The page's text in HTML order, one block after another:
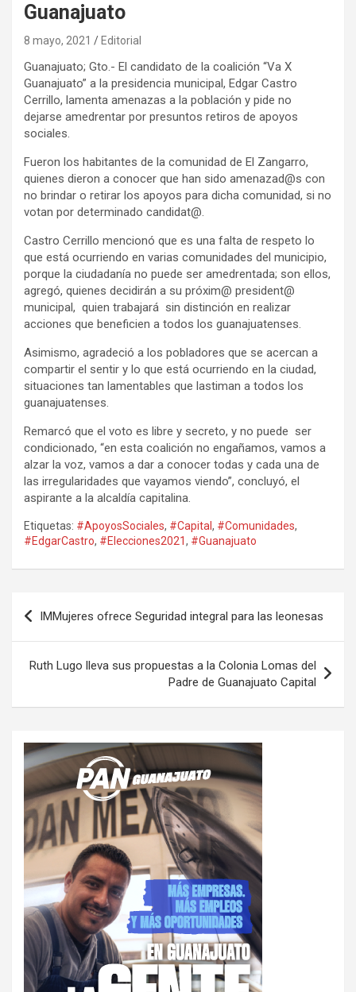
Guanajuato
8 mayo, 2021 Editorial
Guanajuato; Gto.- El candidato de la coalición “Va X
Guanajuato” a la presidencia municipal, Edgar Castro
Cerrillo, lamenta amenazas a la población y pide no
dejarse amedrentar por presuntos retiros de apoyos
sociales.
Fueron los habitantes de la comunidad de El Zangarro,
quienes dieron a conocer que han sido amenazad@s con
no brindar o retirar los apoyos para dicha comunidad, si no
votan por determinado candidat@.
Castro Cerrillo mencionó que es una falta de respeto lo
que está ocurriendo en varias comunidades del municipio,
porque la ciudadanía no puede ser amedrentada; son ellos,
agregó, quienes decidirán a su próxim@ president@
municipal, quien trabajará sin distinción en realizar
acciones que beneficien a todos los guanajuatenses.
Asimismo, agradeció a los pobladores que se acercan a
compartir el sentir y lo que está ocurriendo en la ciudad,
situaciones tan lamentables que lastiman a todos los
guanajuatenses.
Remarcó que el voto es libre y secreto, y no puede ser
condicionado, “en esta coalición no engañamos, vamos a
alzar la voz, vamos a dar a conocer todas y cada una de
las irregularidades que vayamos viendo”, concluyó, el
aspirante a la alcaldía capitalina.
Etiquetas: #ApoyosSociales, #Capital, #Comunidades,
#EdgarCastro, #Elecciones2021, #Guanajuato
Navegación
de
entradas
IMMujeres ofrece Seguridad integral para las leonesas
Ruth Lugo lleva sus propuestas a la Colonia Lomas del
Padre de Guanajuato Capital